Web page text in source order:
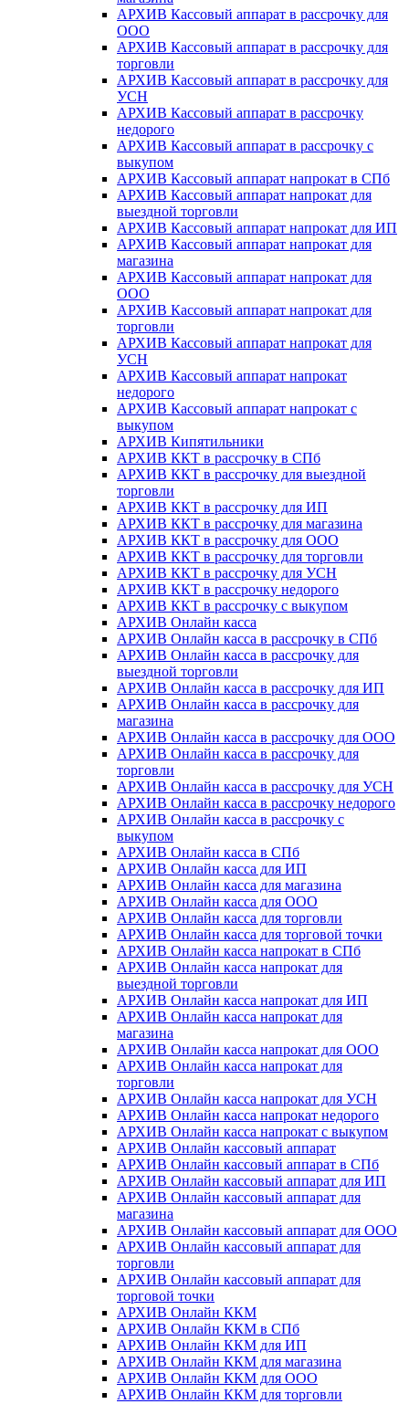
АРХИВ Кассовый аппарат в рассрочку для
ООО
АРХИВ Кассовый аппарат в рассрочку для
торговли
АРХИВ Кассовый аппарат в рассрочку для
УСН
АРХИВ Кассовый аппарат в рассрочку
недорого
АРХИВ Кассовый аппарат в рассрочку с
выкупом
АРХИВ Кассовый аппарат напрокат в СПб
АРХИВ Кассовый аппарат напрокат для
выездной торговли
АРХИВ Кассовый аппарат напрокат для ИП
АРХИВ Кассовый аппарат напрокат для
магазина
АРХИВ Кассовый аппарат напрокат для
ООО
АРХИВ Кассовый аппарат напрокат для
торговли
АРХИВ Кассовый аппарат напрокат для
УСН
АРХИВ Кассовый аппарат напрокат
недорого
АРХИВ Кассовый аппарат напрокат с
выкупом
АРХИВ Кипятильники
АРХИВ ККТ в рассрочку в СПб
АРХИВ ККТ в рассрочку для выездной
торговли
АРХИВ ККТ в рассрочку для ИП
АРХИВ ККТ в рассрочку для магазина
АРХИВ ККТ в рассрочку для ООО
АРХИВ ККТ в рассрочку для торговли
АРХИВ ККТ в рассрочку для УСН
АРХИВ ККТ в рассрочку недорого
АРХИВ ККТ в рассрочку с выкупом
АРХИВ Онлайн касса
АРХИВ Онлайн касса в рассрочку в СПб
АРХИВ Онлайн касса в рассрочку для
выездной торговли
АРХИВ Онлайн касса в рассрочку для ИП
АРХИВ Онлайн касса в рассрочку для
магазина
АРХИВ Онлайн касса в рассрочку для ООО
АРХИВ Онлайн касса в рассрочку для
торговли
АРХИВ Онлайн касса в рассрочку для УСН
АРХИВ Онлайн касса в рассрочку недорого
АРХИВ Онлайн касса в рассрочку с
выкупом
АРХИВ Онлайн касса в СПб
АРХИВ Онлайн касса для ИП
АРХИВ Онлайн касса для магазина
АРХИВ Онлайн касса для ООО
АРХИВ Онлайн касса для торговли
АРХИВ Онлайн касса для торговой точки
АРХИВ Онлайн касса напрокат в СПб
АРХИВ Онлайн касса напрокат для
выездной торговли
АРХИВ Онлайн касса напрокат для ИП
АРХИВ Онлайн касса напрокат для
магазина
АРХИВ Онлайн касса напрокат для ООО
АРХИВ Онлайн касса напрокат для
торговли
АРХИВ Онлайн касса напрокат для УСН
АРХИВ Онлайн касса напрокат недорого
АРХИВ Онлайн касса напрокат с выкупом
АРХИВ Онлайн кассовый аппарат
АРХИВ Онлайн кассовый аппарат в СПб
АРХИВ Онлайн кассовый аппарат для ИП
АРХИВ Онлайн кассовый аппарат для
магазина
АРХИВ Онлайн кассовый аппарат для ООО
АРХИВ Онлайн кассовый аппарат для
торговли
АРХИВ Онлайн кассовый аппарат для
торговой точки
АРХИВ Онлайн ККМ
АРХИВ Онлайн ККМ в СПб
АРХИВ Онлайн ККМ для ИП
АРХИВ Онлайн ККМ для магазина
АРХИВ Онлайн ККМ для ООО
АРХИВ Онлайн ККМ для торговли